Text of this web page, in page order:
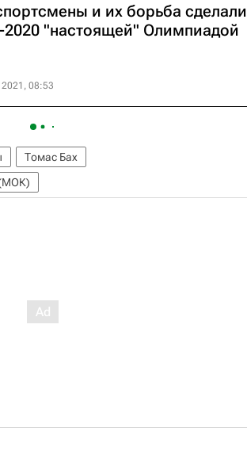
и их борьба сделали
"настоящей" Олимпиадой
2021, 08:53
Томас Бах
(МОК)